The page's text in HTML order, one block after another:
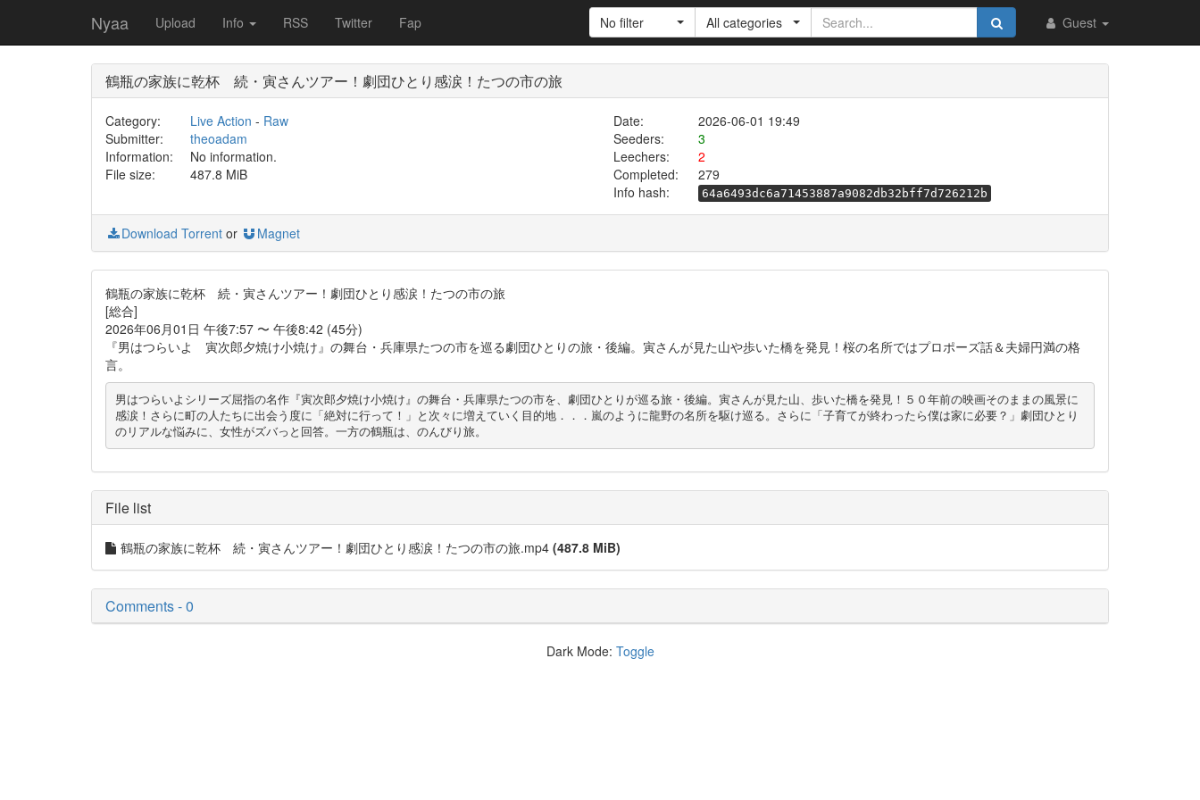
Nyaa Upload Info RSS Twitter Fap Guest
No filter All categories
鶴瓶の家族に乾杯 続・寅さんツアー！劇団ひとり感涙！たつの市の旅
Category: Live Action - Raw Date:
2026-06-01 19:49
Submitter:
theoadam Seeders:
3
Information:
No information. Leechers:
2
File size:
487.8 MiB Completed:
279
Info hash:
64a6493dc6a71453887a9082db32bff7d726212b
Download Torrent or Magnet
鶴瓶の家族に乾杯 続・寅さんツアー！劇団ひとり感涙！たつの市の旅
[総合]
2026年06月01日 午後7:57 〜 午後8:42 (45分)
『男はつらいよ 寅次郎夕焼け小焼け』の舞台・兵庫県たつの市を巡る劇団ひとりの旅・後編。寅さんが見た山や歩いた橋を発見！桜の名所ではプロポーズ話＆夫婦円満の格
言。
男はつらいよシリーズ屈指の名作『寅次郎夕焼け小焼け』の舞台・兵庫県たつの市を、劇団ひとりが巡る旅・後編。寅さんが見た山、歩いた橋を発見！５０年前の映画そのままの風景に
感涙！さらに町の人たちに出会う度に「絶対に行って！」と次々に増えていく目的地．．．嵐のように龍野の名所を駆け巡る。さらに「子育てが終わったら僕は家に必要？」劇団ひとり
のリアルな悩みに、女性がズバっと回答。一方の鶴瓶は、のんびり旅。
File list
鶴瓶の家族に乾杯 続・寅さんツアー！劇団ひとり感涙！たつの市の旅.mp4 (487.8 MiB)
Comments - 0
Dark Mode: Toggle